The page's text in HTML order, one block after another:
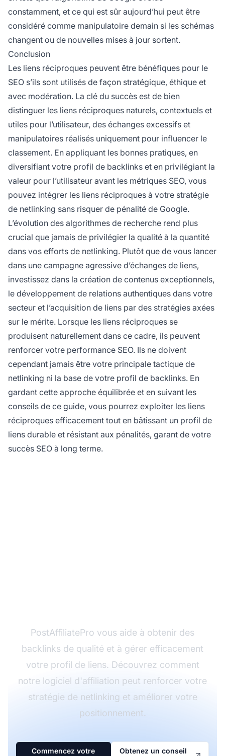
constamment, et ce qui est sûr aujourd’hui peut être
considéré comme manipulatoire demain si les schémas
changent ou de nouvelles mises à jour sortent.
Conclusion
Les liens réciproques peuvent être bénéfiques pour le
SEO s’ils sont utilisés de façon stratégique, éthique et
avec modération. La clé du succès est de bien
distinguer les liens réciproques naturels, contextuels et
utiles pour l’utilisateur, des échanges excessifs et
manipulatoires réalisés uniquement pour influencer le
classement. En appliquant les bonnes pratiques, en
diversifiant votre profil de backlinks et en privilégiant la
valeur pour l’utilisateur avant les métriques SEO, vous
pouvez intégrer les liens réciproques à votre stratégie
de netlinking sans risquer de pénalité de Google.
L’évolution des algorithmes de recherche rend plus
crucial que jamais de privilégier la qualité à la quantité
dans vos efforts de netlinking. Plutôt que de vous lancer
dans une campagne agressive d’échanges de liens,
investissez dans la création de contenus exceptionnels,
le développement de relations authentiques dans votre
secteur et l’acquisition de liens par des stratégies axées
sur le mérite. Lorsque les liens réciproques se
produisent naturellement dans ce cadre, ils peuvent
renforcer votre performance SEO. Ils ne doivent
cependant jamais être votre principale tactique de
netlinking ni la base de votre profil de backlinks. En
gardant cette approche équilibrée et en suivant les
conseils de ce guide, vous pourrez exploiter les liens
réciproques efficacement tout en bâtissant un profil de
liens durable et résistant aux pénalités, garant de votre
succès SEO à long terme.
PostAffiliatePro vous aide à obtenir des
backlinks de qualité et à gérer efficacement
votre profil de liens. Découvrez comment
notre logiciel d'affiliation peut renforcer votre
stratégie de netlinking et améliorer votre
positionnement.
Commencez votre
Obtenez un conseil